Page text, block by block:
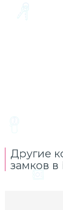
Другие
замков